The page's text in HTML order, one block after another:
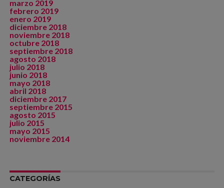
marzo 2019
febrero 2019
enero 2019
diciembre 2018
noviembre 2018
octubre 2018
septiembre 2018
agosto 2018
julio 2018
junio 2018
mayo 2018
abril 2018
diciembre 2017
septiembre 2015
agosto 2015
julio 2015
mayo 2015
noviembre 2014
CATEGORÍAS